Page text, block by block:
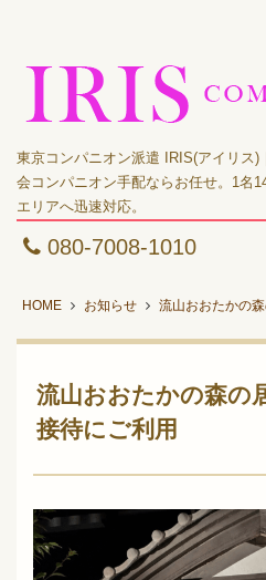
東京コンパニオン派遣 IRIS(アイリス
会コンパニオン手配ならお任せ。1名
エリアへ迅速対応。
080-7008-1010
HOME お知らせ 流山おおたかの
流山おおたかの森の
接待にご利用